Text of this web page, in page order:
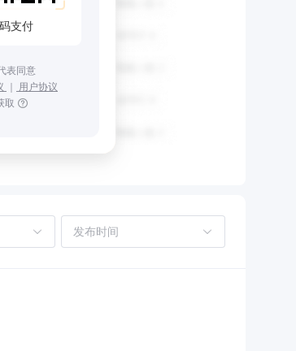
支付
表同意
｜ 用户协议
取